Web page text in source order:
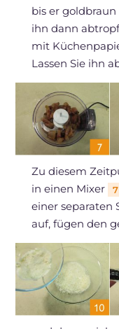
bis er
ihn dann
mit
Lassen Sie ihn
Zu diesem
in einen Mixer
7
einer separaten
auf, fügen den